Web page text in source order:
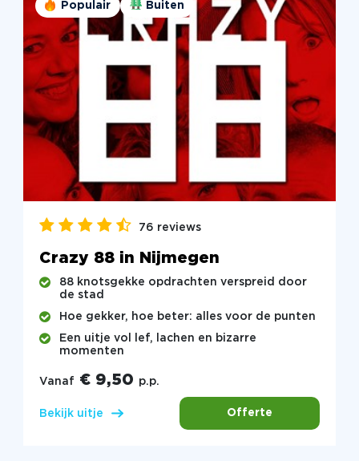
Populair Buiten
76 reviews
Crazy 88 in Nijmegen
88 knotsgekke opdrachten verspreid door
de stad
Hoe gekker, hoe beter: alles voor de punten
Een uitje vol lef, lachen en bizarre
momenten
Vanaf € 9,50 p.p.
Bekijk uitje Offerte